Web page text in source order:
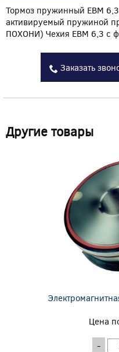
Тормоз пружинный EBM
активируемый пружиной
ПОХОНИ) Чехия EBM 6,3 с
Заказать
Другие товары
Цена
-